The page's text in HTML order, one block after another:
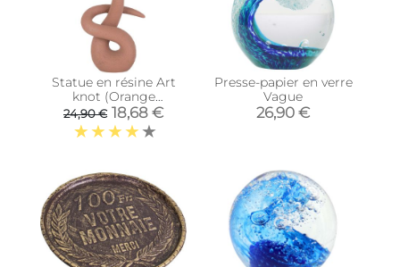
Statue en résine Art
knot (Orange
terracotta)
24,90 € 18,68 €
Presse-papier en verre
Vague
26,90 €